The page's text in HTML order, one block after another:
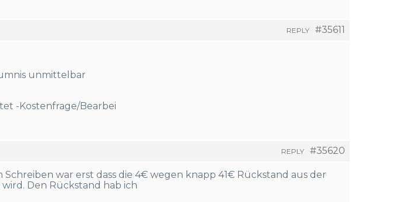
#35611
REPLY
unmittelbar
-Kostenfrage/Bearbei
#35620
REPLY
war erst dass die 4€ wegen knapp 41€ Rückstand aus der
Den Rückstand hab ich